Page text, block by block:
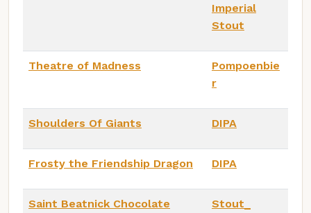
Imperial
Stout
Theatre of Madness
Pompoenbie
r
Shoulders Of Giants DIPA
Frosty the Friendship Dragon DIPA
Saint Beatnick Chocolate
Stout_